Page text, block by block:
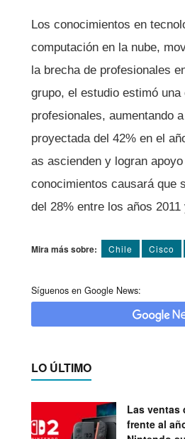
Los conocimientos en
computación en la nube,
la brecha de profesionales
grupo, el estudio estimó
profesionales, aumentando
proyectada del 42% en el
as ascienden y logran
conocimientos causará que
del 28% entre los años 2011
Mira más sobre: Chile Cisco
Síguenos en Google News:
LO ÚLTIMO
Las ventas
frente al